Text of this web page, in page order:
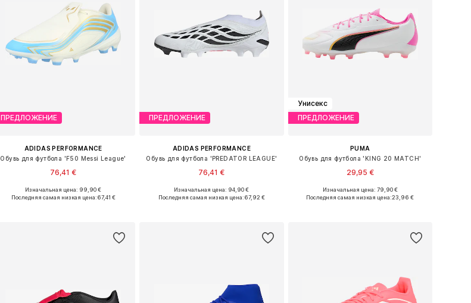
ПРЕДЛОЖЕНИЕ
ADIDAS PERFORMANCE
Обувь для футбола 'F50 Messi League'
76,41 €
Доступно множество размеров
Изначальная цена: 99,90 €
Последняя самая низкая цена:67,41 €
ПРЕДЛОЖЕНИЕ
ADIDAS PERFORMANCE
Обувь для футбола 'PREDATOR LEAGUE'
76,41 €
Доступно множество размеров
Изначальная цена: 94,90 €
Последняя самая низкая цена:67,92 €
Унисекс
ПРЕДЛОЖЕНИЕ
PUMA
Обувь для футбола 'KING 20 MATCH'
29,95 €
Доступно множество размеров
Изначальная цена: 79,90 €
Последняя самая низкая цена:23,96 €